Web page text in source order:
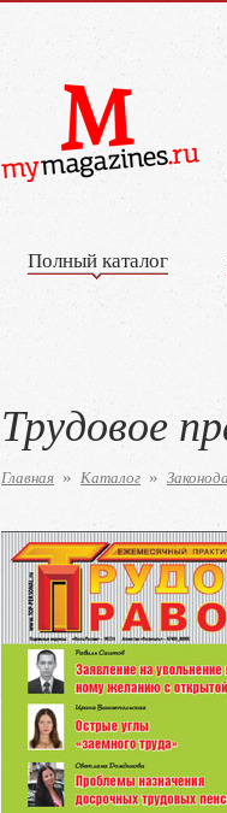
Полный каталог
Трудовое
Главная » Каталог »